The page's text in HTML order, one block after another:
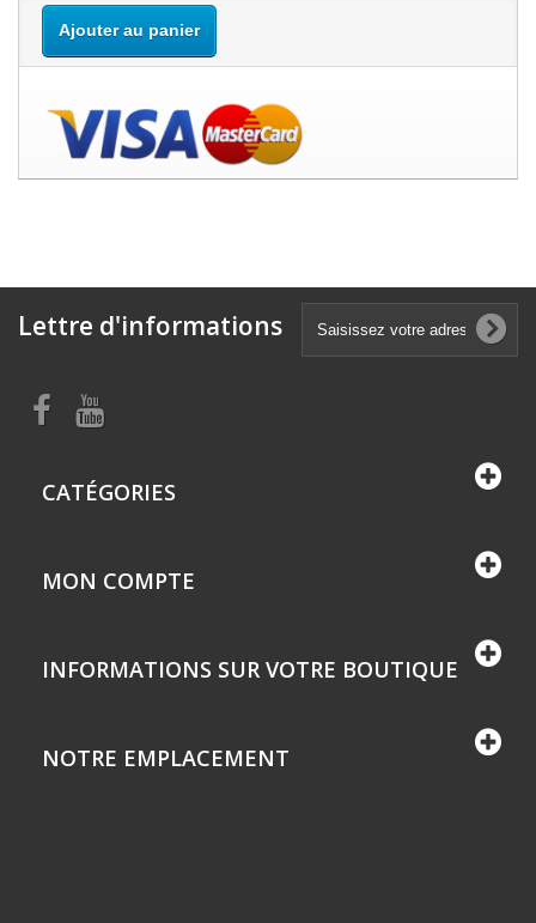
Ajouter au panier
Lettre d'informations
CATÉGORIES
MON COMPTE
INFORMATIONS SUR VOTRE BOUTIQUE
NOTRE EMPLACEMENT